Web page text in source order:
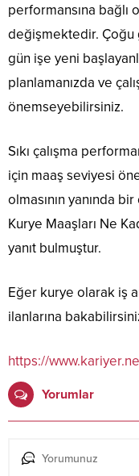
performansına bağlı
değişmektedir.
gün işe yeni
planlamanızda ve
önemseyebilirsiniz.
Sıkı çalışma
için maaş seviyesi
olmasının yanında
Kurye Maaşları Ne
yanıt bulmuştur.
Eğer kurye olarak iş
ilanlarına
https://
Yorumlar